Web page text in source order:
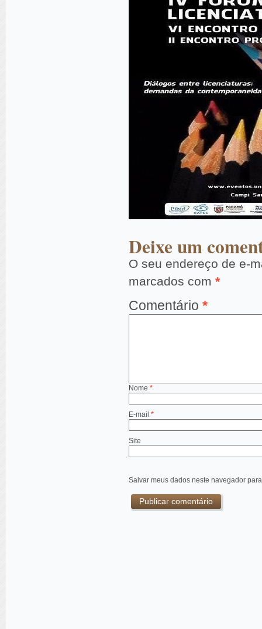
Deixe um
O seu endereço de e-
marcados com *
Comentário *
Nome *
E-mail *
Site
Salvar meus dados neste navegador